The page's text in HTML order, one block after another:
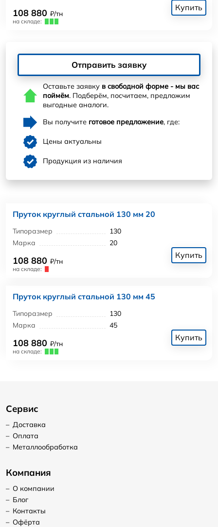
108 880 ₽/тн
на складе:
Купить
Отправить заявку
Оставьте заявку в свободной форме - мы вас
поймём. Подберём, посчитаем, предложим
выгодные аналоги.
Вы получите готовое предложение, где:
Цены актуальны
Продукция из наличия
Пруток круглый стальной 130 мм 20
Типоразмер
130
Марка
20
108 880 ₽/тн
на складе:
Купить
Пруток круглый стальной 130 мм 45
Типоразмер
130
Марка
45
108 880 ₽/тн
на складе:
Купить
Сервис
– Доставка
– Оплата
– Металлообработка
Компания
– О компании
– Блог
– Контакты
– Офёрта